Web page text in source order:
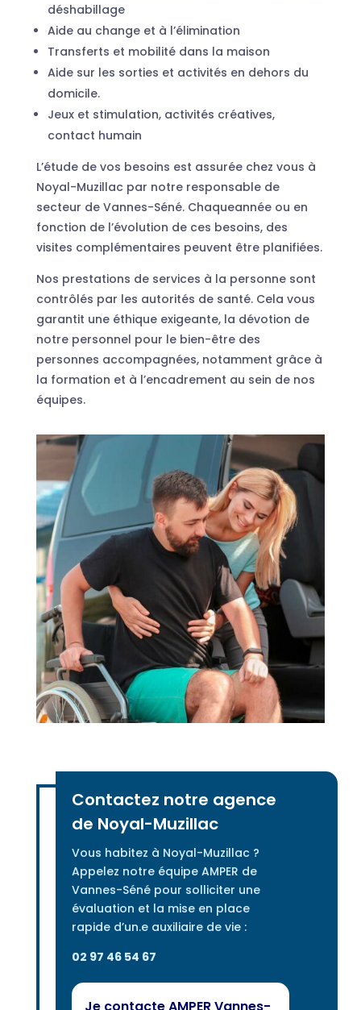
déshabillage
Aide au change et à l’élimination
Transferts et mobilité dans la maison
Aide sur les sorties et activités en dehors du
domicile.
Jeux et stimulation, activités créatives,
contact humain
L’étude de vos besoins est assurée chez vous à
Noyal-Muzillac par notre responsable de
secteur de Vannes-Séné. Chaqueannée ou en
fonction de l’évolution de ces besoins, des
visites complémentaires peuvent être planifiées.
Nos prestations de services à la personne sont
contrôlés par les autorités de santé. Cela vous
garantit une éthique exigeante, la dévotion de
notre personnel pour le bien-être des
personnes accompagnées, notamment grâce à
la formation et à l’encadrement au sein de nos
équipes.
Contactez notre agence
de Noyal-Muzillac
Vous habitez à Noyal-Muzillac ?
Appelez notre équipe AMPER de
Vannes-Séné pour solliciter une
évaluation et la mise en place
rapide d’un.e auxiliaire de vie :
02 97 46 54 67